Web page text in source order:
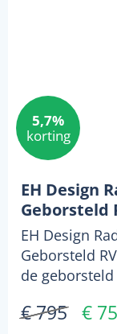
5,7%
korting
EH Design
Geborsteld
EH Design
Geborsteld
de geborsteld
€ 795 €